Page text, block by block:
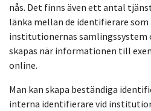
nås. Det finns även ett antal
länka mellan de identifierare
institutionernas samlingssystem
skapas när informationen till
online.
Man kan skapa beständiga
interna identifierare vid